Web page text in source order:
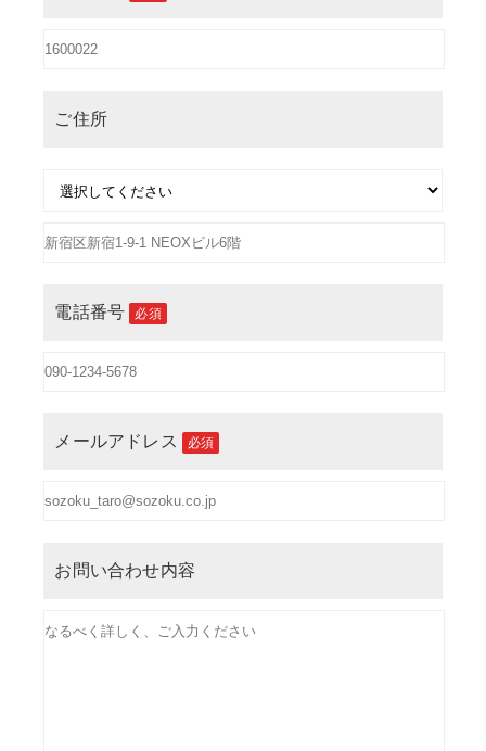
ご住所
電話番号 必須
メールアドレス 必須
お問い合わせ内容